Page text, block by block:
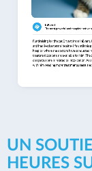
UN
HEURES